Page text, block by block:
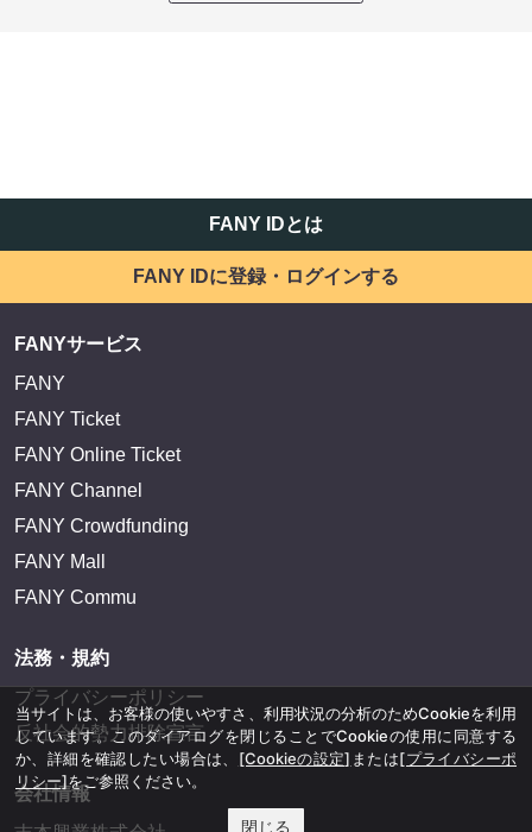
FANY IDとは
FANY IDに登録・ログインする
FANYサービス
FANY
FANY Ticket
FANY Online Ticket
FANY Channel
FANY Crowdfunding
FANY Mall
FANY Commu
法務・規約
プライバシーポリシー
反社会的勢力排除宣言
会社情報
当サイトは、お客様の使いやすさ、利用状況の分析のためCookieを利用
しています。このダイアログを閉じることでCookieの使用に同意する
か、詳細を確認したい場合は、 [Cookieの設定] または[プライバシーポ
リシー]をご参照ください。
閉じる